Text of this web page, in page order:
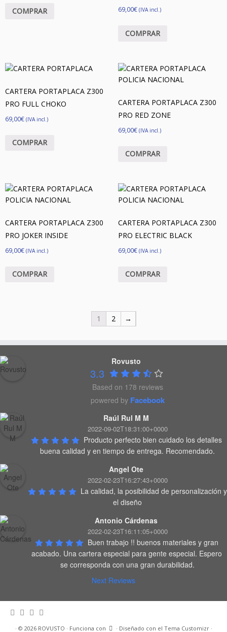
COMPRAR 69,00€ (IVA incl.)
COMPRAR
CARTERA PORTAPLACA Z300
PRO FULL CHOKO
69,00€ (IVA incl.)
COMPRAR
CARTERA PORTAPLACA Z300
PRO RED ZONE
69,00€ (IVA incl.)
COMPRAR
CARTERA PORTAPLACA Z300
PRO JOKER INSIDE
69,00€ (IVA incl.)
COMPRAR
CARTERA PORTAPLACA Z300
PRO ELECTRIC BLACK
69,00€ (IVA incl.)
COMPRAR
1 2 →
Rovusto
3.3
Based on 178 reviews
powered by Facebook
Raúl Rul M M
2022-09-02T18:31:00+0000
Producto perfecto bien cuidado los detalles
buena calidad y en tiempo de entrega. Recomendado.
Angel Ote
2022-02-23T16:27:43+0000
La calidad, la posibilidad de personalización y
el diseño
Antonio Cárdenas
2022-02-23T16:11:05+0000
Buen trabajo !! buenos materiales y gran
acabado. Una cartera especial para gente especial. Espero
se corresponda con una gran durabilidad.
Next Reviews
· © 2026 ROVUSTO · Funciona con · Diseñado con el Tema Customizr·